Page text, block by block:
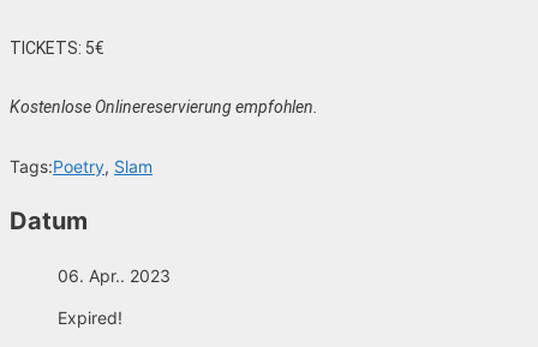
TICKETS: 5€
Kostenlose Onlinereservierung empfohlen.
Tags:Poetry, Slam
Datum
06. Apr.. 2023
Expired!